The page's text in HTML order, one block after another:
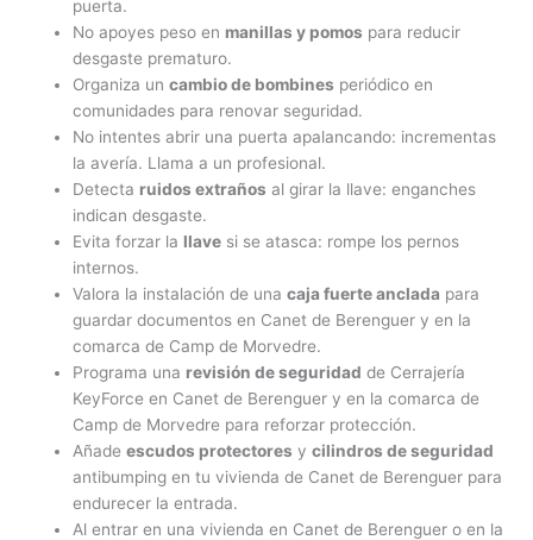
puerta.
No apoyes peso en manillas y pomos para reducir
desgaste prematuro.
Organiza uncambio de bombines periódico en
comunidades para renovar seguridad.
No intentes abrir una puerta apalancando: incrementas
la avería. Llama a un profesional.
Detecta ruidos extraños al girar la llave: enganches
indican desgaste.
Evita forzar la llave si se atasca: rompe los pernos
internos.
Valora la instalación de unacaja fuerte anclada para
guardar documentos en Canet de Berenguer y en la
comarca de Camp de Morvedre.
Programa una revisión de seguridad de Cerrajería
KeyForce en Canet de Berenguer y en la comarca de
Camp de Morvedre para reforzar protección.
Añadeescudos protectores ycilindros de seguridad
antibumping en tu vivienda de Canet de Berenguer para
endurecer la entrada.
Al entrar en una vivienda en Canet de Berenguer o en la